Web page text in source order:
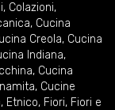
, Colazioni,
, Cucina
Creola, Cucina
Indiana,
, Cucina
, Cucine
, Etnico, Fiori, Fiori e